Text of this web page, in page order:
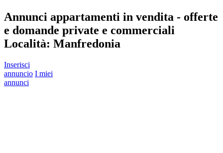
Annunci appartamenti in vendita - offerte
e domande private e commerciali
Località: Manfredonia
Inserisci
annuncio I miei
annunci